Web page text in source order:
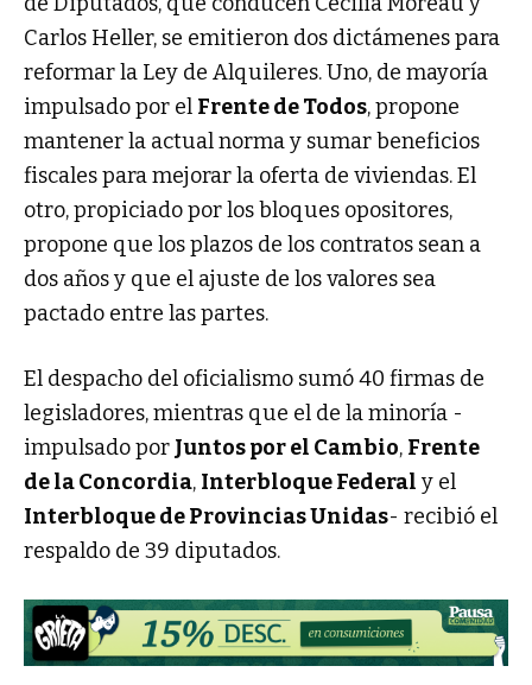
Carlos Heller, se emitieron dos dictámenes para
reformar la Ley de Alquileres. Uno, de mayoría
impulsado por el Frente de Todos, propone
mantener la actual norma y sumar beneficios
fiscales para mejorar la oferta de viviendas. El
otro, propiciado por los bloques opositores,
propone que los plazos de los contratos sean a
dos años y que el ajuste de los valores sea
pactado entre las partes.
El despacho del oficialismo sumó 40 firmas de
legisladores, mientras que el de la minoría -
impulsado por Juntos por el Cambio, Frente
de la Concordia, Interbloque Federal y el
Interbloque de Provincias Unidas- recibió el
respaldo de 39 diputados.